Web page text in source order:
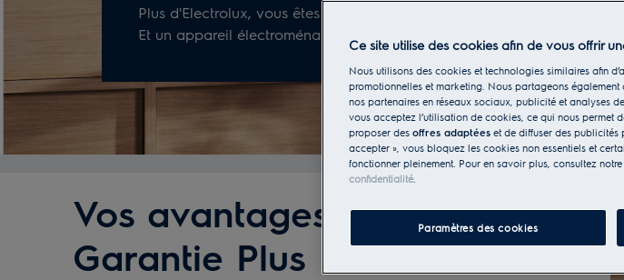
Plus d'Electrolux, vous êtes tranquille pour 99 CHF par an.
Et un appareil électroménager qui fonctionne parfaitement.
Vos avantages de
Garantie Plus
Ce site utilise des cookies afin de vous offrir
Nous utilisons des cookies et technologies similaires afin
promotionnelles et marketing. Nous partageons
nos partenaires en réseaux sociaux, publicité et analyses
vous acceptez l’utilisation de cookies, ce qui nous permet
proposer des offres adaptées et de diffuser des publicités
accepter », vous bloquez les cookies non essentiels et
fonctionner pleinement. Pour en savoir plus, consultez notre
confidentialité.
Paramètres des cookies